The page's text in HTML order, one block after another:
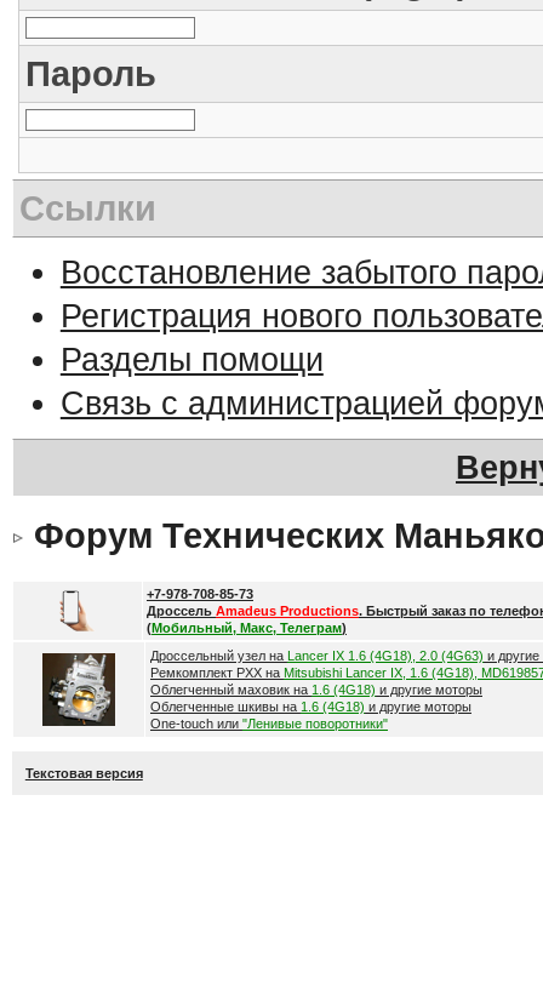
Пароль
Ссылки
Восстановление забытого
Регистрация нового
Разделы помощи
Связь с администрацией
Форум Технических
+7-978-708-85-73
Дроссель Amadeus Productions. Быстрый заказ по
(Мобильный, Макс, Телеграм)
Дроссельный узел на Lancer IX 1.6 (4G18), 2.0 (4G63) и
Ремкомплект РХХ на Mitsubishi Lancer IX, 1.6 (4G18),
Облегченный маховик на 1.6 (4G18) и другие моторы
Облегченные шкивы на 1.6 (4G18) и другие моторы
One-touch или "Ленивые поворотники"
Текстовая версия